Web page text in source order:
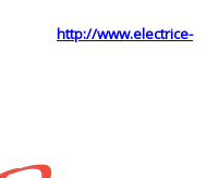
http://www.electrice-